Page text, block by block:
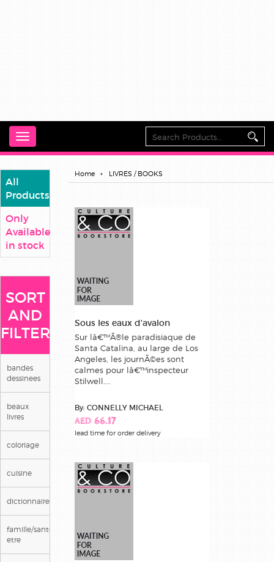
Toggle
navigation
All
Products
Only
Available
in stock
SORT
AND
FILTER
bandes
dessinees
beaux
livres
coloriage
cuisine
dictionnaires/langues
famille/sante/bien
etre
Home LIVRES / BOOKS
Sous les eaux d'avalon
Sur lâ€™Ã®le paradisiaque de
Santa Catalina, au large de Los
Angeles, les journÃ©es sont
calmes pour lâ€™inspecteur
Stilwell....
By: CONNELLY MICHAEL
AED 66.17
lead time for order delivery